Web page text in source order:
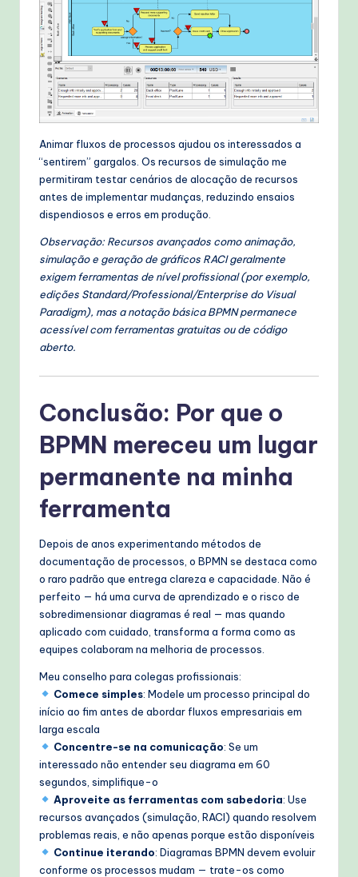
Animar fluxos de processos ajudou os interessados a
“sentirem” gargalos. Os recursos de simulação me
permitiram testar cenários de alocação de recursos
antes de implementar mudanças, reduzindo ensaios
dispendiosos e erros em produção.
Observação: Recursos avançados como animação,
simulação e geração de gráficos RACI geralmente
exigem ferramentas de nível profissional (por exemplo,
edições Standard/Professional/Enterprise do Visual
Paradigm), mas a notação básica BPMN permanece
acessível com ferramentas gratuitas ou de código
aberto.
Conclusão: Por que o
BPMN mereceu um lugar
permanente na minha
ferramenta
Depois de anos experimentando métodos de
documentação de processos, o BPMN se destaca como
o raro padrão que entrega clareza e capacidade. Não é
perfeito — há uma curva de aprendizado e o risco de
sobredimensionar diagramas é real — mas quando
aplicado com cuidado, transforma a forma como as
equipes colaboram na melhoria de processos.
Meu conselho para colegas profissionais:
Comece simples: Modele um processo principal do
início ao fim antes de abordar fluxos empresariais em
larga escala
Concentre-se na comunicação: Se um
interessado não entender seu diagrama em 60
segundos, simplifique-o
Aproveite as ferramentas com sabedoria: Use
recursos avançados (simulação, RACI) quando resolvem
problemas reais, e não apenas porque estão disponíveis
Continue iterando: Diagramas BPMN devem evoluir
conforme os processos mudam — trate-os como